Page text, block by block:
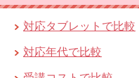
対応タブレットで比較
対応年代で比較